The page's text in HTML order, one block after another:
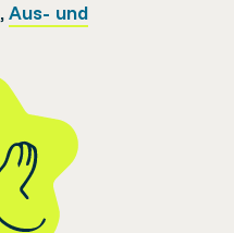
,Aus- und